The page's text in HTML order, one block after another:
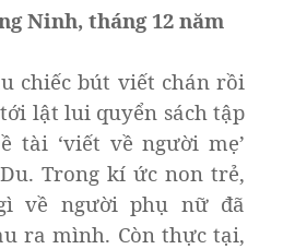
Ninh, tháng 12 năm
chiếc bút viết chán rồi
lật lui quyển sách tập
tài ‘viết về người mẹ’
Trong kí ức non trẻ,
về người phụ nữ đã
ra mình. Còn thực tại,